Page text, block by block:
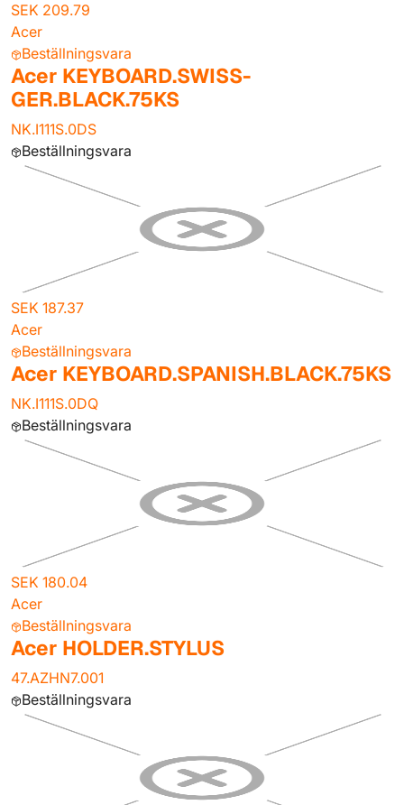
SEK 209.79
Acer
Beställningsvara
Acer KEYBOARD.SWISS-
GER.BLACK.75KS
NK.I111S.0DS
Beställningsvara
SEK 187.37
Acer
Beställningsvara
Acer KEYBOARD.SPANISH.BLACK.75KS
NK.I111S.0DQ
Beställningsvara
SEK 180.04
Acer
Beställningsvara
Acer HOLDER.STYLUS
47.AZHN7.001
Beställningsvara